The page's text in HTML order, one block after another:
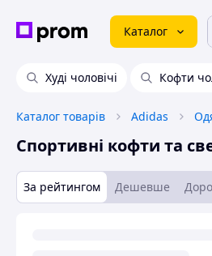
Каталог
Худі чоловічі Кофти
Каталог товарів Adidas
Спортивні кофти та
За рейтингом Дешевше